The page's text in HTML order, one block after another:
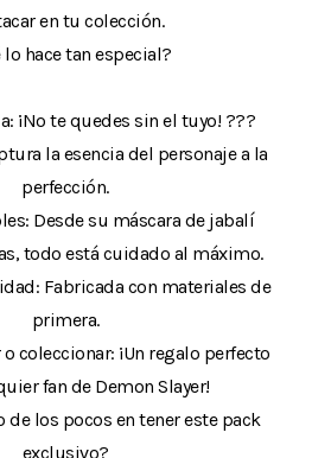
en tu colección.
lo hace tan especial?
¡No te quedes sin el tuyo! ???
la esencia del personaje a la
perfección.
Desde su máscara de jabalí
todo está cuidado al máximo.
Fabricada con materiales de
primera.
coleccionar: ¡Un regalo perfecto
fan de Demon Slayer!
de los pocos en tener este pack
exclusivo?